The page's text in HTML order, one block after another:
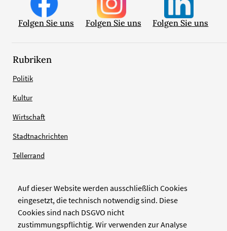
Auf dieser Website werden ausschließlich Cookies
eingesetzt, die technisch notwendig sind. Diese
Cookies sind nach DSGVO nicht
zustimmungspflichtig. Wir verwenden zur Analyse
Folgen Sie uns Folgen Sie uns Folgen Sie uns
Rubriken
Politik
Kultur
Wirtschaft
Stadtnachrichten
Tellerrand
Verlag